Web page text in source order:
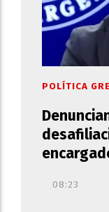
POLÍTICA
08:23